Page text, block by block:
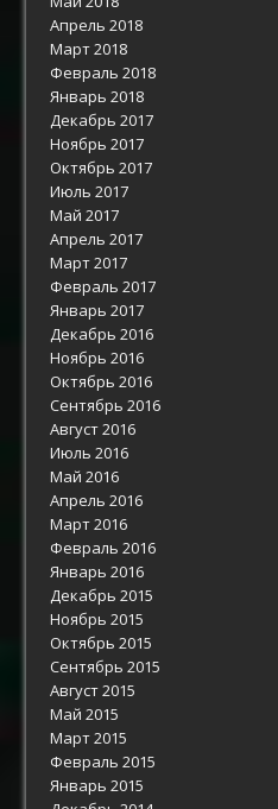
Апрель 2018
Март 2018
Февраль 2018
Январь 2018
Декабрь 2017
Ноябрь 2017
Октябрь 2017
Июль 2017
Май 2017
Апрель 2017
Март 2017
Февраль 2017
Январь 2017
Декабрь 2016
Ноябрь 2016
Октябрь 2016
Сентябрь 2016
Август 2016
Июль 2016
Май 2016
Апрель 2016
Март 2016
Февраль 2016
Январь 2016
Декабрь 2015
Ноябрь 2015
Октябрь 2015
Сентябрь 2015
Август 2015
Май 2015
Март 2015
Февраль 2015
Январь 2015